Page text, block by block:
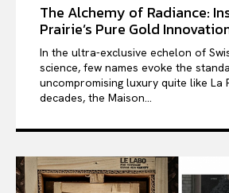
The Alchemy of Radiance:
Prairie’s Pure Gold
In the ultra-exclusive echelon of
science, few names evoke the
uncompromising luxury quite like La
decades, the Maison...